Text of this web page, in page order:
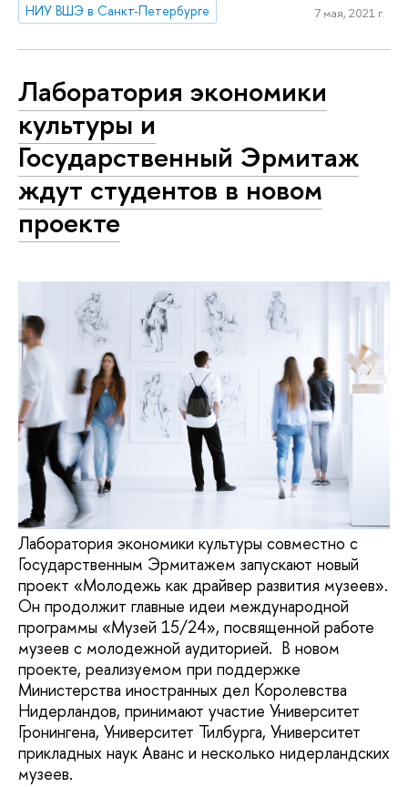
НИУ ВШЭ в Санкт-Петербурге
7 мая, 2021 г.
Лаборатория экономики
культуры и
Государственный Эрмитаж
ждут студентов в новом
проекте
Лаборатория экономики культуры совместно c
Государственным Эрмитажем запускают новый
проект «Молодежь как драйвер развития музеев».
Он продолжит главные идеи международной
программы «Музей 15/24», посвященной работе
музеев с молодежной аудиторией. В новом
проекте, реализуемом при поддержке
Министерства иностранных дел Королевства
Нидерландов, принимают участие Университет
Гронингена, Университет Тилбурга, Университет
прикладных наук Аванс и несколько нидерландских
музеев.